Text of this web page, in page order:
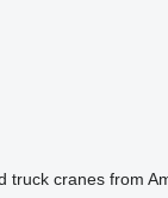
cranes from